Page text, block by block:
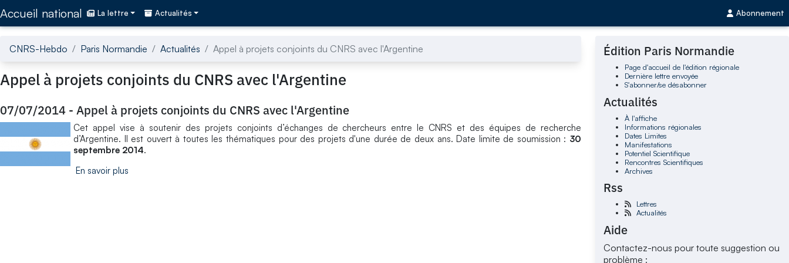
Accueil national La lettre Actualités Abonnement
CNRS-Hebdo Paris Normandie Actualités Appel à projets conjoints du CNRS avec l'Argentine
Appel à projets conjoints du CNRS avec l'Argentine
07/07/2014 - Appel à projets conjoints du CNRS avec l'Argentine
Cet appel vise à soutenir des projets conjoints d’échanges de chercheurs entre le CNRS et des équipes de recherche
d’Argentine. Il est ouvert à toutes les thématiques pour des projets d'une durée de deux ans. Date limite de soumission : 30
septembre 2014.
En savoir plus
Édition Paris Normandie
Page d'accueil de l'édition régionale
Dernière lettre envoyée
S'abonner/se désabonner
Actualités
À l'affiche
Informations régionales
Dates Limites
Manifestations
Potentiel Scientifique
Rencontres Scientifiques
Archives
Rss
Lettres
Actualités
Aide
Contactez-nous pour toute suggestion ou
problème :